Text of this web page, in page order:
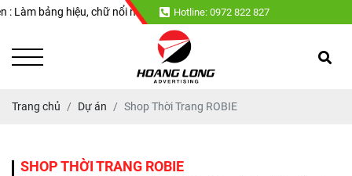
Làm bảng hiệu, chữ nổi mica, chữ nổi inox, hộp đèn, mặt dựng alu,
Hotline: 0972 822 827
Trang chủ Dự án Shop Thời Trang ROBIE
SHOP THỜI TRANG ROBIE